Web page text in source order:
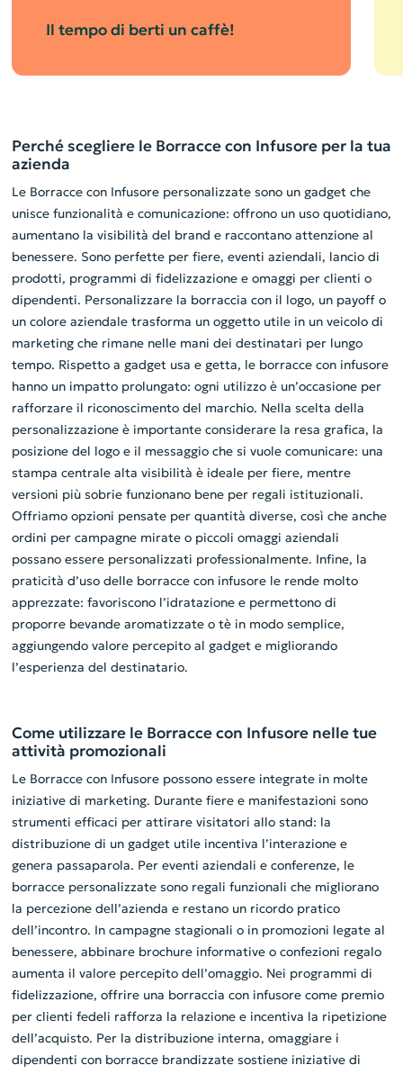
Il tempo di berti un caffè!
Perché scegliere le Borracce con Infusore per la tua
azienda
Le Borracce con Infusore personalizzate sono un gadget che
unisce funzionalità e comunicazione: offrono un uso quotidiano,
aumentano la visibilità del brand e raccontano attenzione al
benessere. Sono perfette per fiere, eventi aziendali, lancio di
prodotti, programmi di fidelizzazione e omaggi per clienti o
dipendenti. Personalizzare la borraccia con il logo, un payoff o
un colore aziendale trasforma un oggetto utile in un veicolo di
marketing che rimane nelle mani dei destinatari per lungo
tempo. Rispetto a gadget usa e getta, le borracce con infusore
hanno un impatto prolungato: ogni utilizzo è un’occasione per
rafforzare il riconoscimento del marchio. Nella scelta della
personalizzazione è importante considerare la resa grafica, la
posizione del logo e il messaggio che si vuole comunicare: una
stampa centrale alta visibilità è ideale per fiere, mentre
versioni più sobrie funzionano bene per regali istituzionali.
Offriamo opzioni pensate per quantità diverse, così che anche
ordini per campagne mirate o piccoli omaggi aziendali
possano essere personalizzati professionalmente. Infine, la
praticità d’uso delle borracce con infusore le rende molto
apprezzate: favoriscono l’idratazione e permettono di
proporre bevande aromatizzate o tè in modo semplice,
aggiungendo valore percepito al gadget e migliorando
l’esperienza del destinatario.
Come utilizzare le Borracce con Infusore nelle tue
attività promozionali
Le Borracce con Infusore possono essere integrate in molte
iniziative di marketing. Durante fiere e manifestazioni sono
strumenti efficaci per attirare visitatori allo stand: la
distribuzione di un gadget utile incentiva l’interazione e
genera passaparola. Per eventi aziendali e conferenze, le
borracce personalizzate sono regali funzionali che migliorano
la percezione dell’azienda e restano un ricordo pratico
dell’incontro. In campagne stagionali o in promozioni legate al
benessere, abbinare brochure informative o confezioni regalo
aumenta il valore percepito dell’omaggio. Nei programmi di
fidelizzazione, offrire una borraccia con infusore come premio
per clienti fedeli rafforza la relazione e incentiva la ripetizione
dell’acquisto. Per la distribuzione interna, omaggiare i
dipendenti con borracce brandizzate sostiene iniziative di